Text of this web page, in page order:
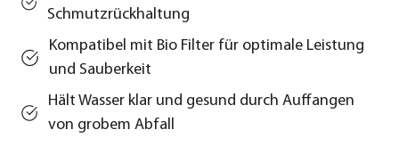
Schmutzrückhaltung
Kompatibel mit Bio Filter für optimale Leistung
und Sauberkeit
Hält Wasser klar und gesund durch Auffangen
von grobem Abfall